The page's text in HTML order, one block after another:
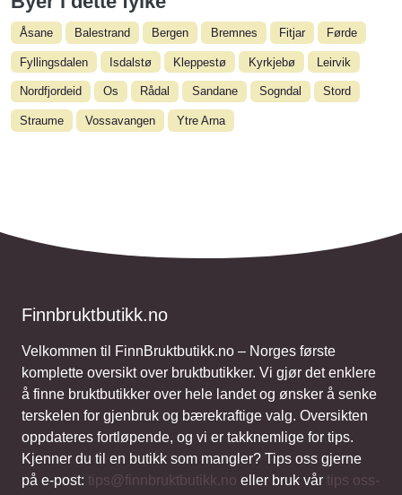
Åsane Balestrand Bergen Bremnes Fitjar Førde
Fyllingsdalen Isdalstø Kleppestø Kyrkjebø Leirvik
Nordfjordeid Os Rådal Sandane Sogndal Stord
Straume Vossavangen Ytre Arna
Finnbruktbutikk.no
Velkommen til FinnBruktbutikk.no – Norges første
komplette oversikt over bruktbutikker. Vi gjør det enklere
å finne bruktbutikker over hele landet og ønsker å senke
terskelen for gjenbruk og bærekraftige valg. Oversikten
oppdateres fortløpende, og vi er takknemlige for tips.
Kjenner du til en butikk som mangler? Tips oss gjerne
på e-post: tips@finnbruktbutikk.no eller bruk vår tips oss-